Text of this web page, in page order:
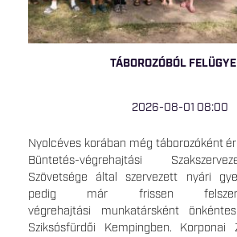
TÁBOROZÓBÓL
2026-08-01 08:00
Nyolcéves korában még táborozóként
Büntetés-végrehajtási
Szövetsége által szervezett nyári
pedig már frissen
végrehajtási munkatársként
Sziksósfürdői Kempingben.